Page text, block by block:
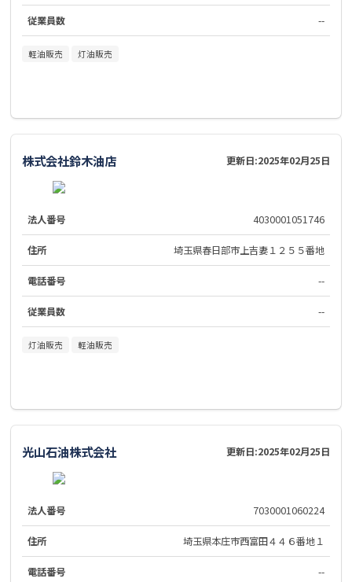
従業員数 --
軽油販売 灯油販売
株式会社鈴木油店 更新日:2025年02月25日
法人番号 4030001051746
住所 埼玉県春日部市上吉妻１２５５番地
電話番号 --
従業員数 --
灯油販売 軽油販売
光山石油株式会社 更新日:2025年02月25日
法人番号 7030001060224
住所 埼玉県本庄市西富田４４６番地１
電話番号 --